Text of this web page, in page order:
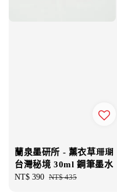
蘭泉墨研所 - 薰衣草珊瑚
台灣秘境 30ml 鋼筆墨水
Sale
NT$ 390 Regular
NT$ 435